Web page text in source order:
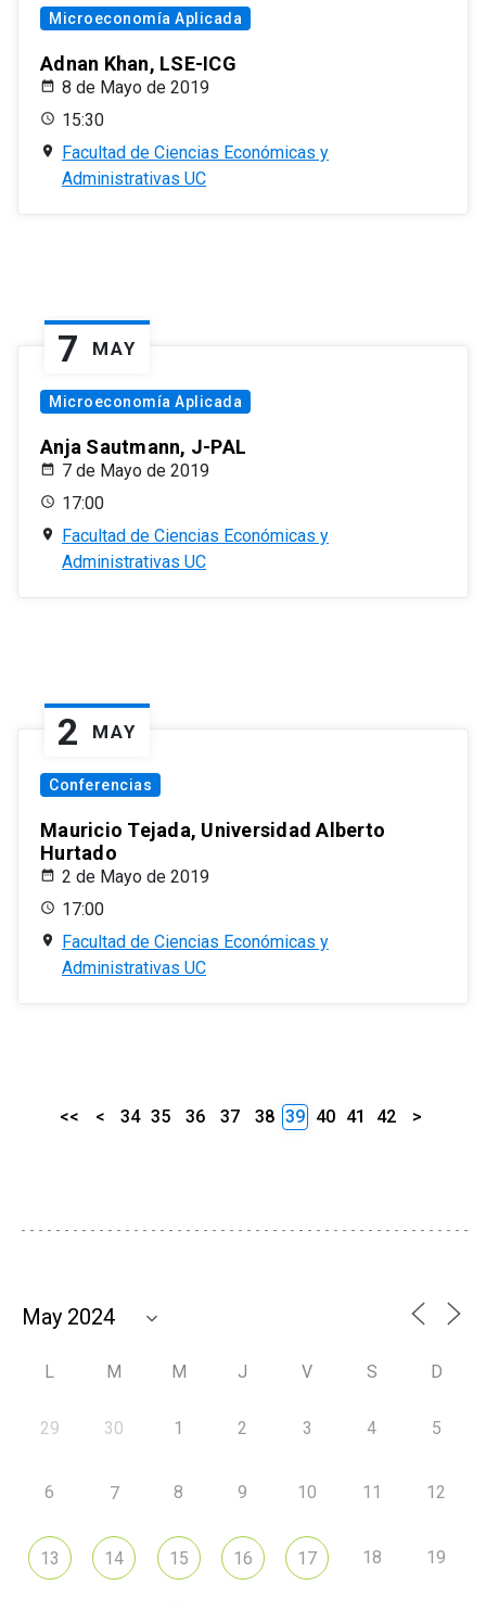
Microeconomía Aplicada
Adnan Khan, LSE-ICG
8 de Mayo de 2019
15:30
Facultad de Ciencias Económicas y
Administrativas UC
7 MAY
Microeconomía Aplicada
Anja Sautmann, J-PAL
7 de Mayo de 2019
17:00
Facultad de Ciencias Económicas y
Administrativas UC
2 MAY
Conferencias
Mauricio Tejada, Universidad Alberto
Hurtado
2 de Mayo de 2019
17:00
Facultad de Ciencias Económicas y
Administrativas UC
<< < 34 35 36 37 38 39 40 41 42 >
L M M J V S D
29 30 1 2 3 4 5
6 7 8 9 10 11 12
13 14 15 16 17 18 19